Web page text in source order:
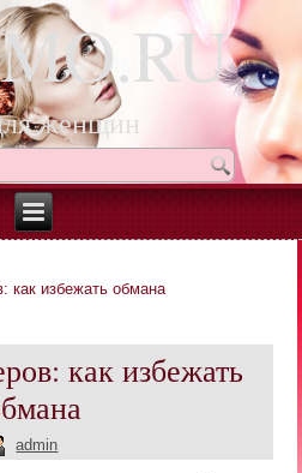
для женщин
как избежать обмана
как избежать
admin